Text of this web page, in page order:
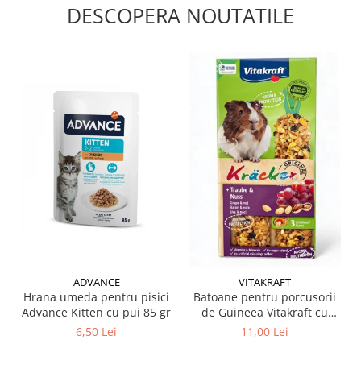
DESCOPERA NOUTATILE
ADVANCE
Hrana umeda pentru pisici
Advance Kitten cu pui 85 gr
6,50 Lei
VITAKRAFT
Batoane pentru porcusorii
de Guineea Vitakraft cu
struguri & nuci 2 buc
11,00 Lei